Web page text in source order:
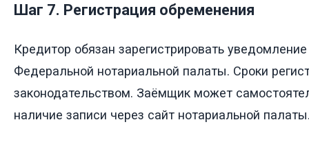
Шаг 7. Регистрация обременения
Кредитор обязан зарегистрировать
Федеральной нотариальной палаты. Сроки
законодательством. Заёмщик может
наличие записи через сайт нотариальной